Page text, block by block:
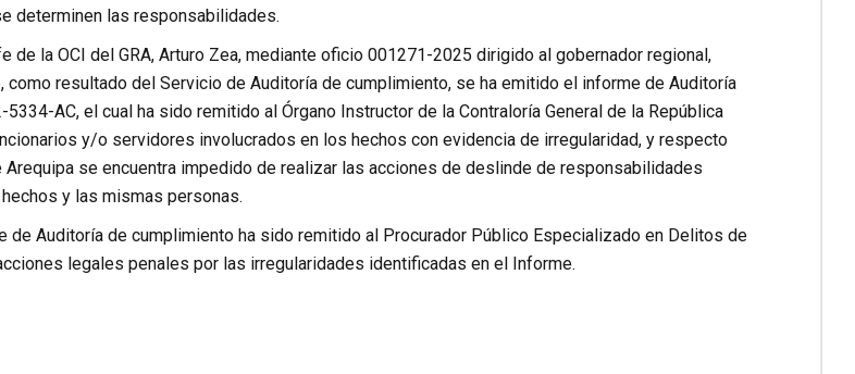
determinen las responsabilidades.
de la OCI del GRA, Arturo Zea, mediante oficio 001271-2025 dirigido al gobernador regional,
como resultado del Servicio de Auditoría de cumplimiento, se ha emitido el informe de Auditoría
AC, el cual ha sido remitido al Órgano Instructor de la Contraloría General de la República
y/o servidores involucrados en los hechos con evidencia de irregularidad, y respecto
Arequipa se encuentra impedido de realizar las acciones de deslinde de responsabilidades
y las mismas personas.
de Auditoría de cumplimiento ha sido remitido al Procurador Público Especializado en Delitos de
legales penales por las irregularidades identificadas en el Informe.